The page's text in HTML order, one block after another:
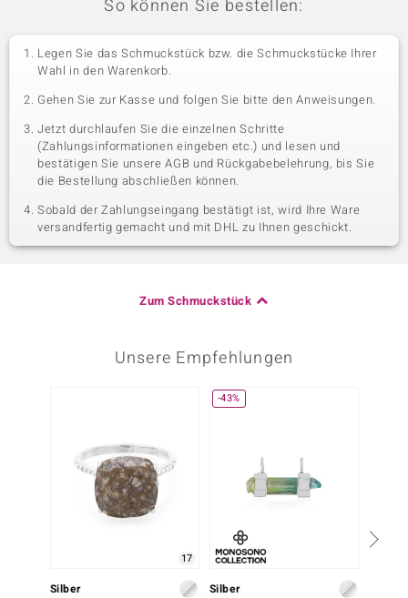
So können Sie bestellen:
Legen Sie das Schmuckstück bzw. die Schmuckstücke Ihrer
Wahl in den Warenkorb.
Gehen Sie zur Kasse und folgen Sie bitte den Anweisungen.
Jetzt durchlaufen Sie die einzelnen Schritte
(Zahlungsinformationen eingeben etc.) und lesen und
bestätigen Sie unsere AGB und Rückgabebelehrung, bis Sie
die Bestellung abschließen können.
Sobald der Zahlungseingang bestätigt ist, wird Ihre Ware
versandfertig gemacht und mit DHL zu Ihnen geschickt.
Zum Schmuckstück
Unsere Empfehlungen
17
Silber
-43%
Silber